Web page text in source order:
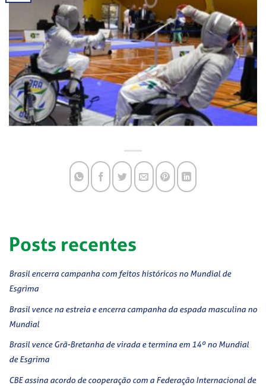
Posts recentes
Brasil encerra campanha com feitos históricos no Mundial de
Esgrima
Brasil vence na estreia e encerra campanha da espada masculina no
Mundial
Brasil vence Grã-Bretanha de virada e termina em 14º no Mundial
de Esgrima
CBE assina acordo de cooperação com a Federação Internacional de